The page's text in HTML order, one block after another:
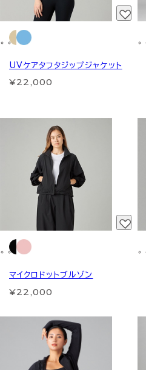
UVケアタフタジップジャケット
¥22,000
マイクロドットブルゾン
¥22,000